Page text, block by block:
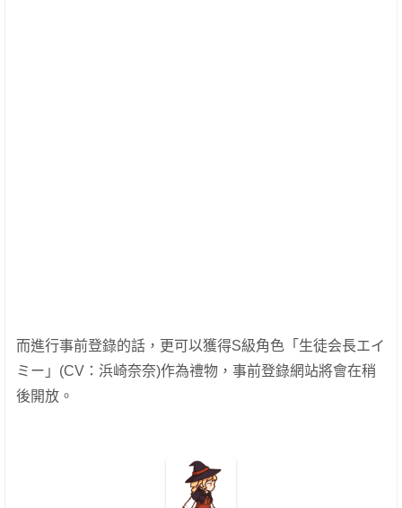
而進行事前登錄的話，更可以獲得S級角色「生徒会長エイ
ミー」(CV：浜崎奈奈)作為禮物，事前登錄網站將會在稍
後開放。